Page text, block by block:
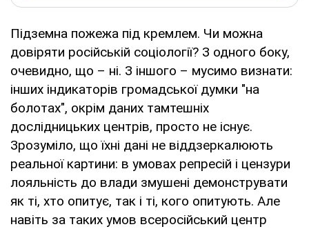
Підземна пожежа під кремлем. Чи можна
довіряти російській соціології? З одного боку,
очевидно, що – ні. З іншого – мусимо визнати:
інших індикаторів громадської думки "на
болотах", окрім даних тамтешніх
дослідницьких центрів, просто не існує.
Зрозуміло, що їхні дані не віддзеркалюють
реальної картини: в умовах репресій і цензури
лояльність до влади змушені демонструвати
як ті, хто опитує, так і ті, кого опитують. Але
навіть за таких умов всеросійський центр